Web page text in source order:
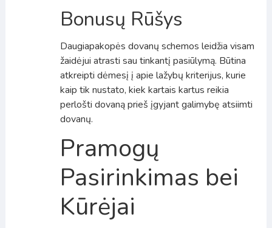
Bonusų Rūšys
Daugiapakopės dovanų schemos leidžia visam
žaidėjui atrasti sau tinkantį pasiūlymą. Būtina
atkreipti dėmesį į apie lažybų kriterijus, kurie
kaip tik nustato, kiek kartais kartus reikia
perlošti dovaną prieš įgyjant galimybę atsiimti
dovanų.
Pramogų
Pasirinkimas bei
Kūrėjai